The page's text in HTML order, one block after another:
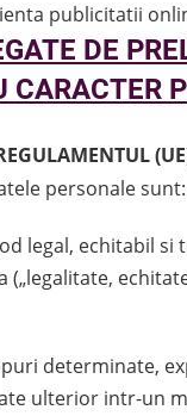
publicitatii
DE
CARACTER
personale sunt:
legal, echitabil si
(„legalitate,
determinate,
ulterior intr-un